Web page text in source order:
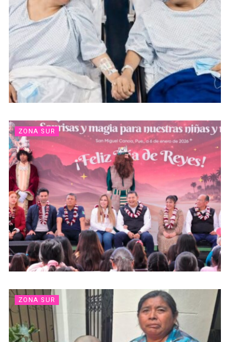
ZONA SUR
ZONA SUR